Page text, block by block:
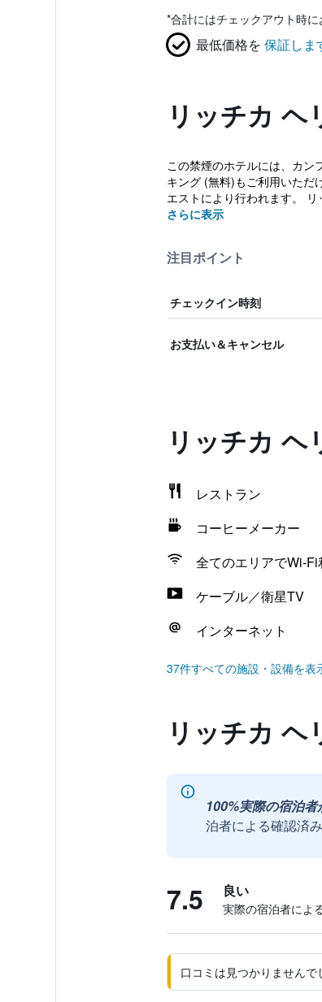
*合計にはチェックアウト時
最低価格を 保証しま
リッチカ ヘ
この禁煙のホテルには、カン
キング (無料)もご利用いただ
エストにより行われます。
さらに表示
注目ポイント
チェックイン時刻
お支払い＆キャンセル
リッチカ ヘ
レストラン
コーヒーメーカー
全てのエリアでWi-Fi
ケーブル／衛星TV
インターネット
37件すべての施設・設備を表
リッチカ ヘ
100%実際の宿泊者
泊者による確認済
7.5 良い
実際の宿泊者によ
口コミは見つかりません